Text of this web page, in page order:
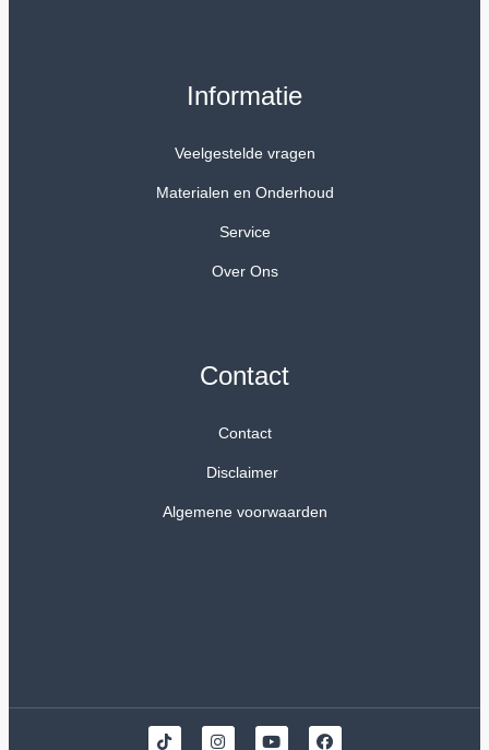
Informatie
Veelgestelde vragen
Materialen en Onderhoud
Service
Over Ons
Contact
Contact
Disclaimer
Algemene voorwaarden